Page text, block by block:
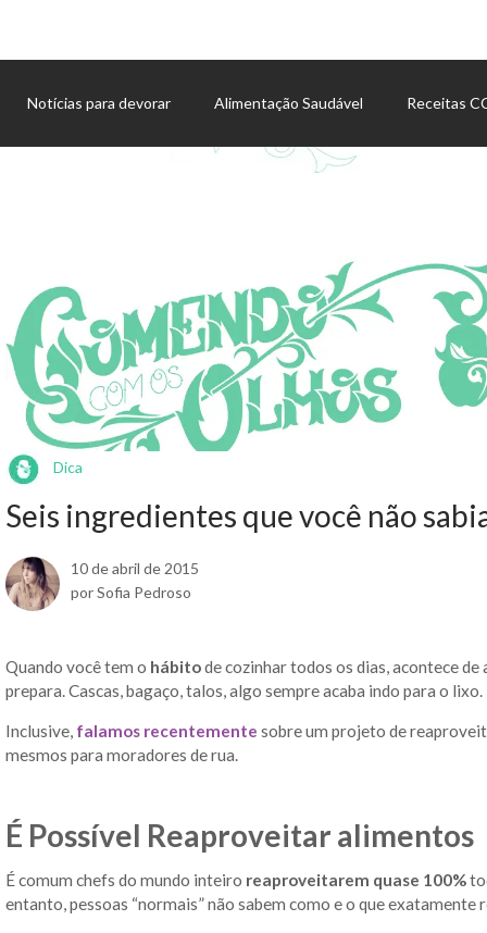
Notícias para devorar Alimentação Saudável Receitas
Dica
Seis ingredientes que você não
10 de abril de 2015
por Sofia Pedroso
Quando você tem o hábitode cozinhar todos os dias, acontece de
prepara. Cascas, bagaço, talos, algo sempre acaba indo para o lixo.
Inclusive, falamos recentemente sobre um projeto de
mesmos para moradores de rua.
É Possível Reaproveitar alimentos
É comum chefs do mundo inteiro reaproveitarem quase 100%
entanto, pessoas “normais” não sabem como e o que exatamente